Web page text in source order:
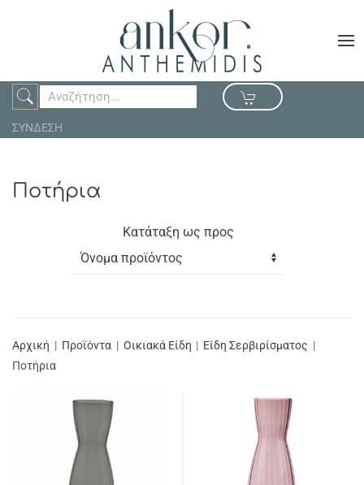
ΣΥΝΔΕΣΗ
Ποτήρια
Κατάταξη ως προς
Αρχική Προϊόντα Οικιακά Είδη
Είδη Σερβιρίσματος
Ποτήρια